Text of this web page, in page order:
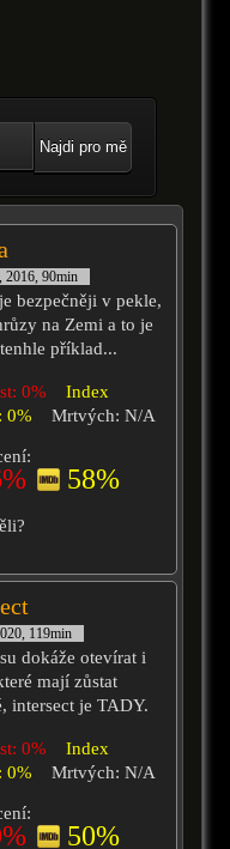
Najdi pro mě
2016, 90min
bezpečněji v pekle,
na Zemi a to je
příklad...
0%
Index
0%
Mrtvých: N/A
58%
119min
dokáže otevírat i
mají zůstat
intersect je TADY.
0%
Index
0%
Mrtvých: N/A
50%